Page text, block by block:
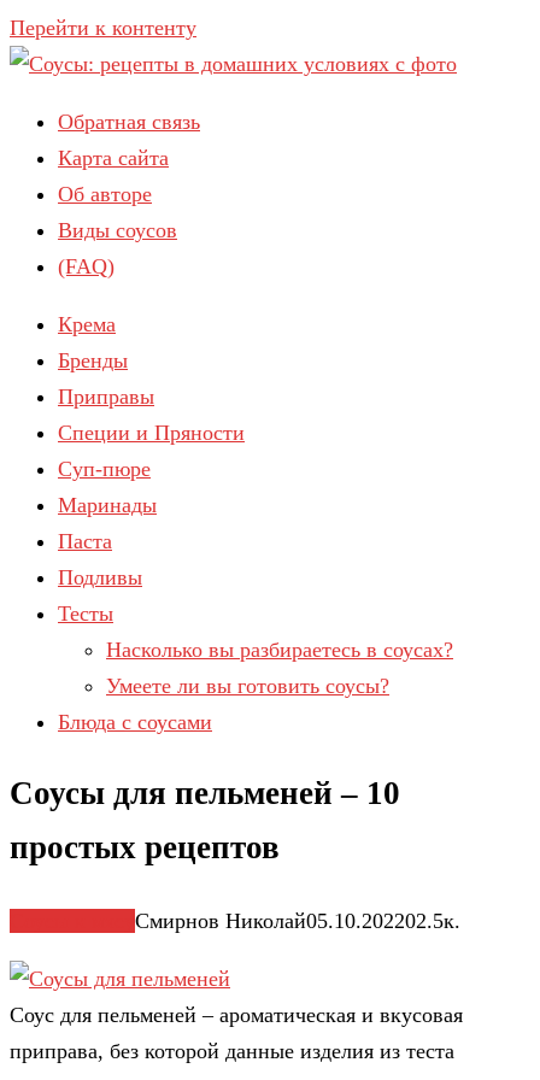
Перейти к контенту
Обратная связь
Карта сайта
Об авторе
Виды соусов
(FAQ)
Крема
Бренды
Приправы
Специи и Пряности
Суп-пюре
Маринады
Паста
Подливы
Тесты
Насколько вы разбираетесь в соусах?
Умеете ли вы готовить соусы?
Блюда с соусами
Соусы для пельменей – 10
простых рецептов
Смирнов Николай05.10.202202.5к.
Соус для пельменей – ароматическая и вкусовая
приправа, без которой данные изделия из теста